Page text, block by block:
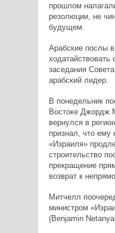
прошлом
резолюции, не
будущем.
Арабские послы
ходатайствовать
заседания
арабский лидер.
В понедельник
Востоке Джордж
вернулся в
признал, что ему
«Израиля»
строительство
прекращение
возврат к
Митчелл
министром
(Benjamin